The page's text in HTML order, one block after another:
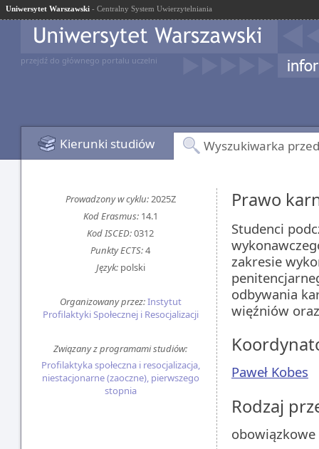
Uniwersytet Warszawski - Centralny System Uwierzytelniania
przejdź do głównego portalu uczelni
Kierunki studiów Wyszukiwarka
Prowadzony w cyklu:2025Z
Kod Erasmus:14.1
Kod ISCED:0312
Punkty ECTS:4
Język:polski
Organizowany przez:Instytut
Profilaktyki Społecznej i Resocjalizacji
Związany z programami studiów:
Profilaktyka społeczna i resocjalizacja,
niestacjonarne (zaoczne), pierwszego
stopnia
Prawo
Studenci
zakresie
odbywania
więźniów
Paweł Kobes
Rodzaj
obowiązkowe